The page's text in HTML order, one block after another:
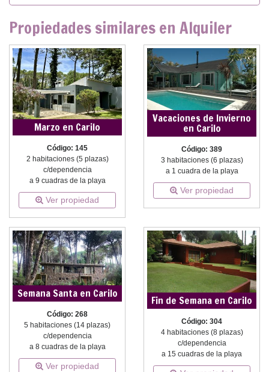
Propiedades similares en Alquiler
Marzo en Carilo
Código: 145
2 habitaciones (5 plazas)
c/dependencia
a 9 cuadras de la playa
Ver propiedad
Vacaciones de Invierno
en Carilo
Código: 389
3 habitaciones (6 plazas)
a 1 cuadra de la playa
Ver propiedad
Semana Santa en Carilo
Código: 268
5 habitaciones (14 plazas)
c/dependencia
a 8 cuadras de la playa
Ver propiedad
Fin de Semana en Carilo
Código: 304
4 habitaciones (8 plazas)
c/dependencia
a 15 cuadras de la playa